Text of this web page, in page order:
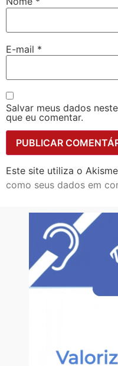
E-mail *
Salvar meus dados
que eu comentar.
Este site utiliza o
como seus dados em